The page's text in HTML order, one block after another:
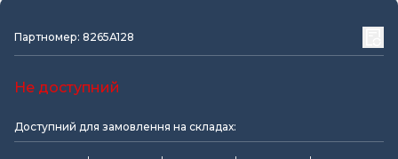
Партномер: 8265A128
Не доступний
Доступний для замовлення на складах: